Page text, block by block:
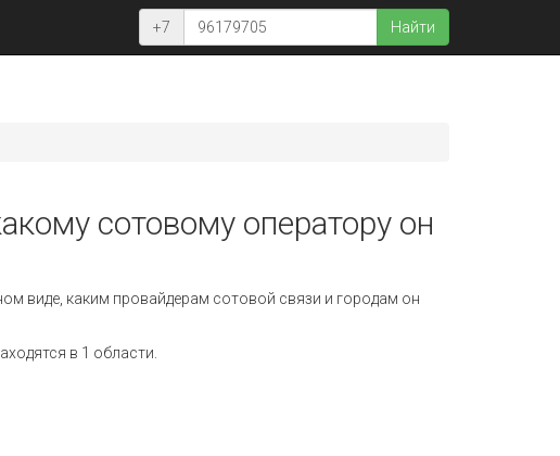
+7 Найти
сотовому оператору он
виде, каким провайдерам сотовой связи и городам он
в 1 области.